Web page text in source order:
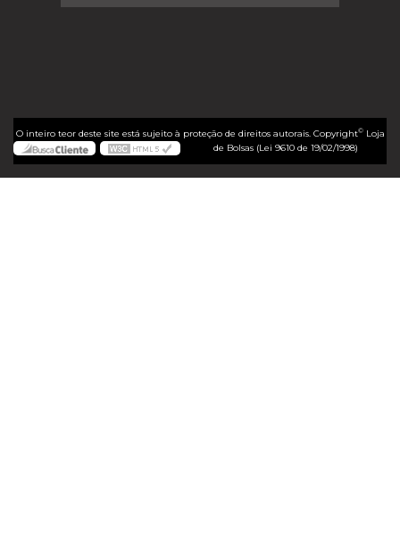
O inteiro teor deste site está sujeito à proteção de direitos autorais. Copyright©Loja
de Bolsas (Lei 9610 de 19/02/1998)